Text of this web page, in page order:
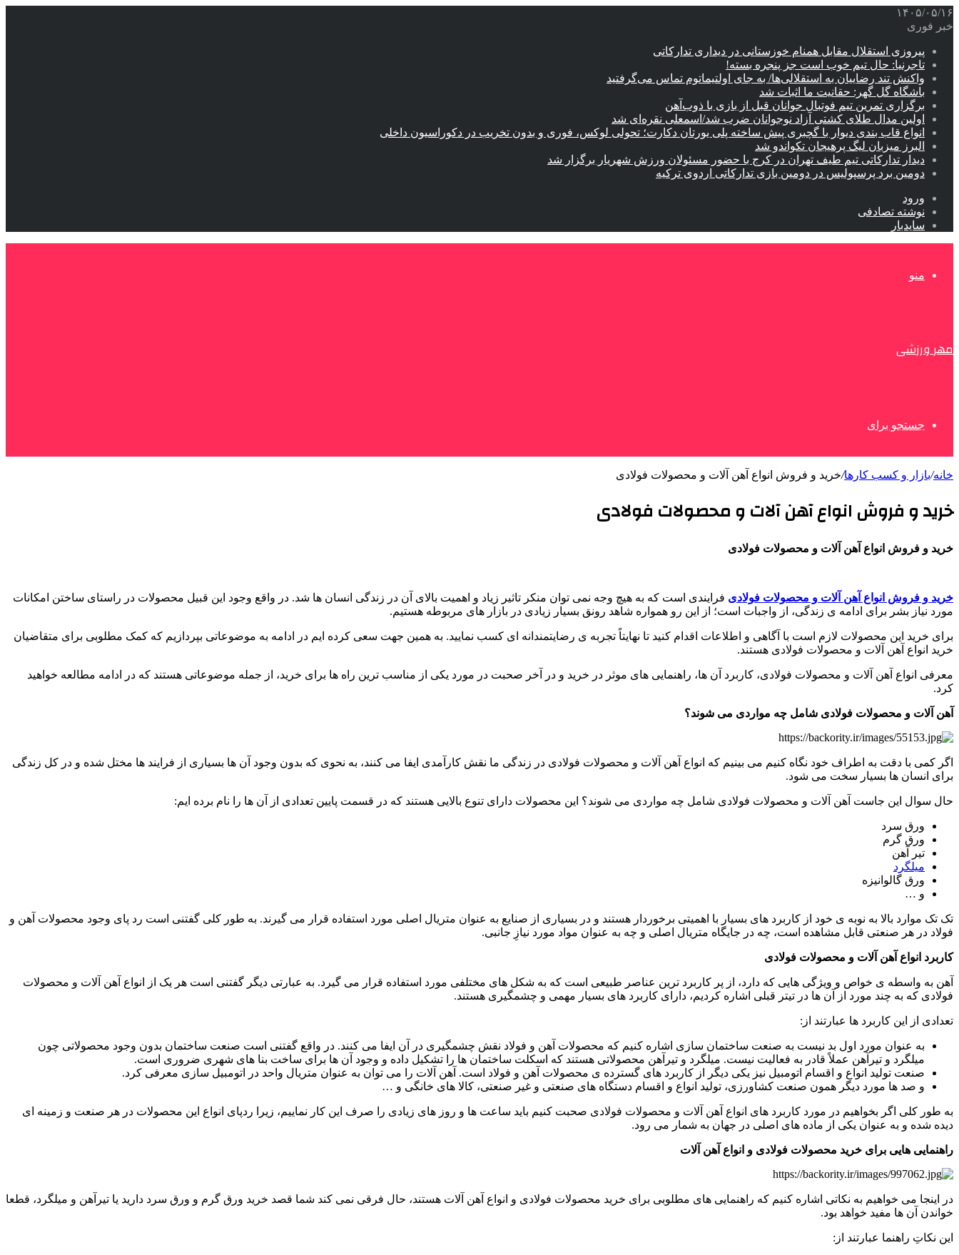
۱۴۰۵/۰۵/۱۶
خبر فوری
پیروزی استقلال مقابل همنام خوزستانی در دیداری تدارکاتی
تاجرنیا: حال تیم خوب است جز پنجره بسته!
واکنش تند رضاییان به استقلالی‌ها/ به جای اولتیماتوم تماس می‌گرفتید
باشگاه گل گهر: حقانیت ما اثبات شد
برگزاری تمرین تیم فوتبال جوانان قبل از بازی با ذوب‌آهن
اولین مدال طلای کشتی آزاد نوجوانان ضرب شد/اسمعلی نقره‌ای شد
انواع قاب بندی دیوار با گچبری پیش ساخته پلی یورتان دکارت؛ تحولی لوکس، فوری و بدون تخریب در دکوراسیون داخلی
البرز میزبان لیگ پرهیجان تکواندو شد
دیدار تدارکاتی تیم طیف تهران در کرج با حضور مسئولان ورزش شهریار برگزار شد
دومین برد پرسپولیس در دومین بازی تدارکاتی اردوی ترکیه
ورود
نوشته تصادفی
سایدبار
منو
مهر ورزشی
جستجو برای
خانه/بازار و کسب کارها/خرید و فروش انواع آهن آلات و محصولات فولادی
خرید و فروش انواع آهن آلات و محصولات فولادی
خرید و فروش انواع آهن آلات و محصولات فولادی
خرید و فروش انواع آهن آلات و محصولات فولادی فرایندی است که به هیچ وجه نمی توان منکر تاثیر زیاد و اهمیت بالای آن در زندگی انسان ها شد. در واقع وجود این قبیل محصولات در راستای ساختن امکانات
مورد نیاز بشر برای ادامه ی زندگی، از واجبات است؛ از این رو همواره شاهد رونق بسیار زیادی در بازار های مربوطه هستیم.
برای خرید این محصولات لازم است با آگاهی و اطلاعات اقدام کنید تا نهایتاً تجربه ی رضایتمندانه ای کسب نمایید. به همین جهت سعی کرده ایم در ادامه به موضوعاتی بپردازیم که کمک مطلوبی برای متقاضیان
خرید انواع آهن آلات و محصولات فولادی هستند.
معرفی انواع آهن آلات و محصولات فولادی، کاربرد آن ها، راهنمایی های موثر در خرید و در آخر صحبت در مورد یکی از مناسب ترین راه ها برای خرید، از جمله موضوعاتی هستند که در ادامه مطالعه خواهید
کرد.
آهن آلات و محصولات فولادی شامل چه مواردی می شوند؟
اگر کمی با دقت به اطراف خود نگاه کنیم می بینیم که انواع آهن آلات و محصولات فولادی در زندگی ما نقش کارآمدی ایفا می کنند، به نحوی که بدون وجود آن ها بسیاری از فرایند ها مختل شده و در کل زندگی
برای انسان ها بسیار سخت می شود.
حال سوال این جاست آهن آلات و محصولات فولادی شامل چه مواردی می شوند؟ این محصولات دارای تنوع بالایی هستند که در قسمت پایین تعدادی از آن ها را نام برده ایم:
ورق سرد
ورق گرم
تیر آهن
میلگرد
ورق گالوانیزه
و …
تک تک موارد بالا به نوبه ی خود از کاربرد های بسیار با اهمیتی برخوردار هستند و در بسیاری از صنایع به عنوان متریال اصلی مورد استفاده قرار می گیرند. به طور کلی گفتنی است رد پای وجود محصولات آهن و
فولاد در هر صنعتی قابل مشاهده است، چه در جایگاه متریال اصلی و چه به عنوان مواد مورد نیازِ جانبی.
کاربرد انواع آهن آلات و محصولات فولادی
آهن به واسطه ی خواص و ویژگی هایی که دارد، از پر کاربرد ترین عناصر طبیعی است که به شکل های مختلفی مورد استفاده قرار می گیرد. به عبارتی دیگر گفتنی است هر یک از انواع آهن آلات و محصولات
فولادی که به چند مورد از آن ها در تیتر قبلی اشاره کردیم، دارای کاربرد های بسیار مهمی و چشمگیری هستند.
تعدادی از این کاربرد ها عبارتند از:
به عنوان مورد اول بد نیست به صنعت ساختمان سازی اشاره کنیم که محصولات آهن و فولاد نقش چشمگیری در آن ایفا می کنند. در واقع گفتنی است صنعت ساختمان بدون وجود محصولاتی چون
میلگرد و تیرآهن عملاً قادر به فعالیت نیست. میلگرد و تیرآهن محصولاتی هستند که اسکلت ساختمان ها را تشکیل داده و وجود آن ها برای ساخت بنا های شهری ضروری است.
صنعت تولید انواع و اقسام اتومبیل نیز یکی دیگر از کاربرد های گسترده ی محصولات آهن و فولاد است. آهن آلات را می توان به عنوان متریال واحد در اتومبیل سازی معرفی کرد.
و صد ها مورد دیگر همون صنعت کشاورزی، تولید انواع و اقسام دستگاه های صنعتی و غیر صنعتی، کالا های خانگی و …
به طور کلی اگر بخواهیم در مورد کاربرد های انواع آهن آلات و محصولات فولادی صحبت کنیم باید ساعت ها و روز های زیادی را صرف این کار نماییم، زیرا ردپای انواع این محصولات در هر صنعت و زمینه ای
دیده شده و به عنوان یکی از ماده های اصلی در جهان به شمار می رود.
راهنمایی هایی برای خرید محصولات فولادی و انواع آهن آلات
در اینجا می خواهیم به نکاتی اشاره کنیم که راهنمایی های مطلوبی برای خرید محصولات فولادی و انواع آهن آلات هستند، حال فرقی نمی کند شما قصد خرید ورق گرم و ورق سرد دارید یا تیرآهن و میلگرد، قطعا
خواندن آن ها مفید خواهد بود.
این نکاتِ راهنما عبارتند از: